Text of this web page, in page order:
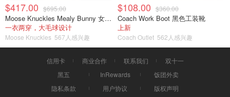
$417.00 $695.00
Moose Knuckles Mealy Bunny 女士双面穿连帽外套
一衣两穿，大毛球设计
Moose Knuckles 567人感兴趣
$108.00 $360.00
Coach Work Boot 黑色工装靴
上新
Coach Outlet 562人感兴趣
信用卡 商业合作 联系我们
双十一
黑五
InRewards
饭团外卖
隐私条款
用户协议 版权声明